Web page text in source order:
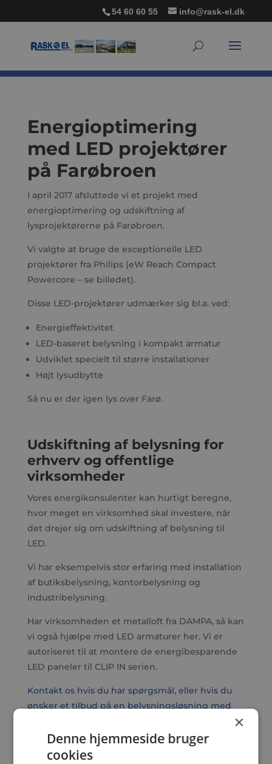
54 60 60 55 info@rask-el.dk
Energioptimering
med LED projektører
på Farøbroen
I april 2017 afsluttede vi et projekt med
energioptimering og udskiftning af
lysprojektørerne på Farøbroen.
Vi valgte at bruge de exceptionelle LED
projektører fra Philips (eW Reach Compact
Powercore – se billedet).
Disse LED-projektører udmærker sig bl.a. ved:
Energieffektivitet
LED-baseret belysning i kompakt armatur
Udviklet specielt til større installationer
Højt lysudbytte
Så nu er der igen lys over Farø.
Udskiftning af belysning for
erhverv og offentlige
virksomheder
Vores energikonsulenter kan hurtigt beregne,
hvor meget en virksomhed skal investere, når
det drejer sig om udskiftning af belysning til
LED.
Vi har eksempelvis stor erfaring med installation
af butiksbelysning, kontorbelysning og
industribelysning.
Har virksomheden et metalloft fra DAMPA, så kan
vi også hjælpe med LED armaturer her. Vi er
autoriseret til at montere de energibesparende
LED paneler til CLIP IN serien.
Kontakt os hvis du har spørgsmål, eller hvis du
ønsker et tilbud på en belysningsløsning med
×
Denne hjemmeside bruger
cookies